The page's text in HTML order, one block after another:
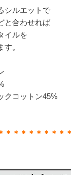
シルエットで
と合わせれば
イルを
。
ットン45%
＊＊＊＊＊＊＊＊